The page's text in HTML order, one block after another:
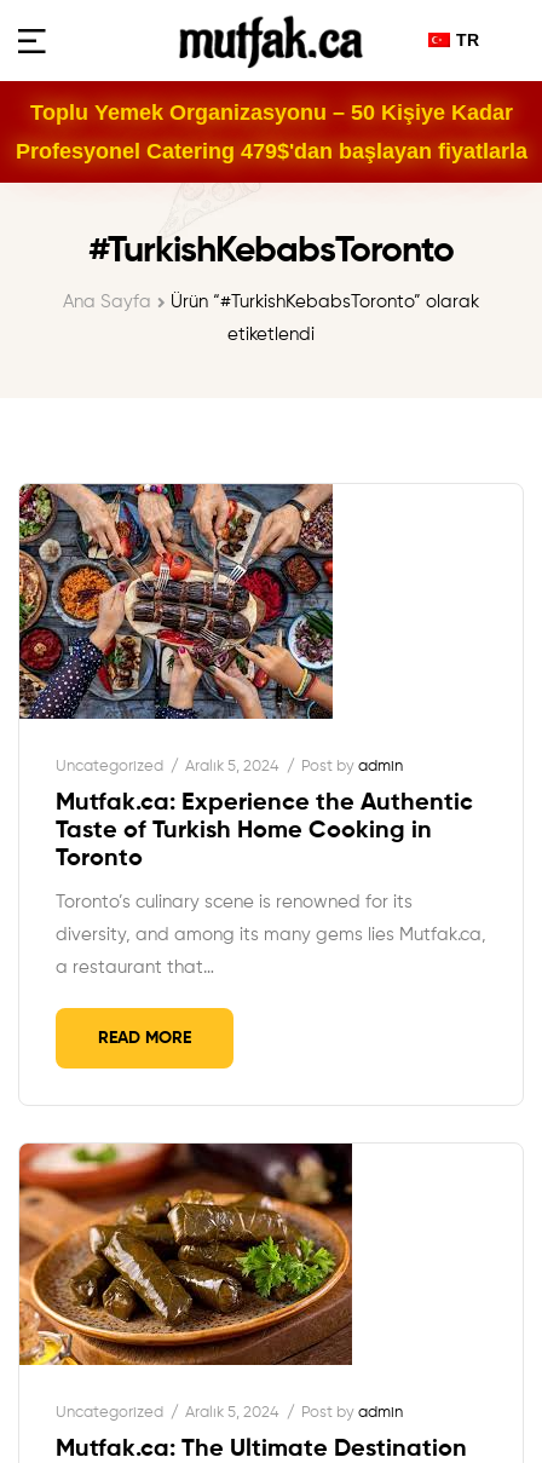
TR
Toplu Yemek Organizasyonu – 50 Kişiye Kadar
Profesyonel Catering 479$'dan başlayan fiyatlarla
#TurkishKebabsToronto
Ana Sayfa
Ürün “#TurkishKebabsToronto” olarak
etiketlendi
Uncategorized Aralık 5, 2024 Post by admin
Mutfak.ca: Experience the Authentic
Taste of Turkish Home Cooking in
Toronto
Toronto’s culinary scene is renowned for its
diversity, and among its many gems lies Mutfak.ca,
a restaurant that…
READ MORE
Uncategorized Aralık 5, 2024 Post by admin
Mutfak.ca: The Ultimate Destination